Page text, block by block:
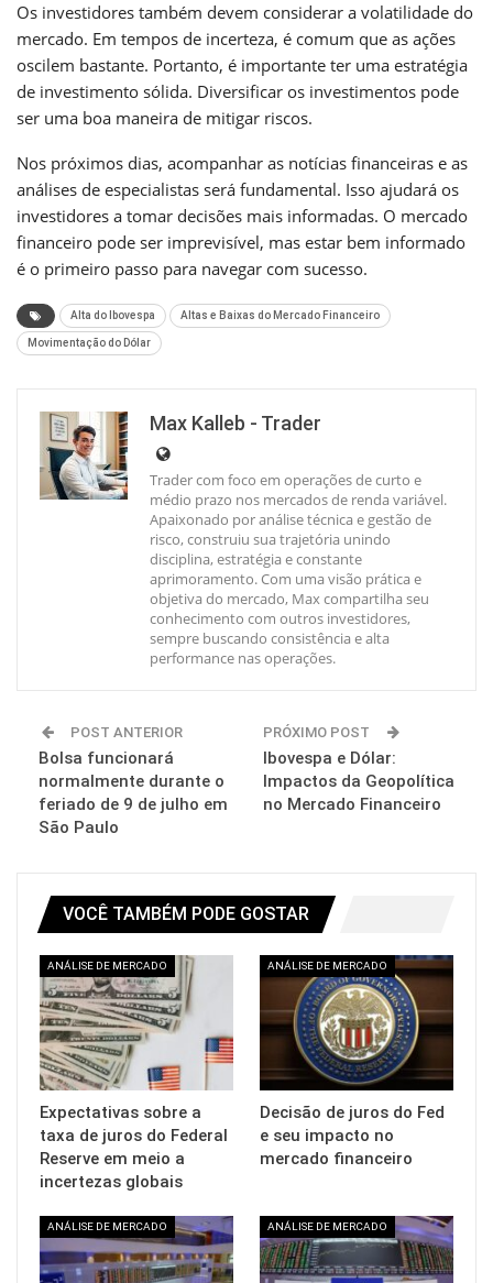
Os investidores também devem considerar a volatilidade do
mercado. Em tempos de incerteza, é comum que as ações
oscilem bastante. Portanto, é importante ter uma estratégia
de investimento sólida. Diversificar os investimentos pode
ser uma boa maneira de mitigar riscos.
Nos próximos dias, acompanhar as notícias financeiras e as
análises de especialistas será fundamental. Isso ajudará os
investidores a tomar decisões mais informadas. O mercado
financeiro pode ser imprevisível, mas estar bem informado
é o primeiro passo para navegar com sucesso.
Alta do Ibovespa Altas e Baixas do Mercado Financeiro
Movimentação do Dólar
Max Kalleb - Trader
Trader com foco em operações de curto e
médio prazo nos mercados de renda variável.
Apaixonado por análise técnica e gestão de
risco, construiu sua trajetória unindo
disciplina, estratégia e constante
aprimoramento. Com uma visão prática e
objetiva do mercado, Max compartilha seu
conhecimento com outros investidores,
sempre buscando consistência e alta
performance nas operações.
POST ANTERIOR
Bolsa funcionará
normalmente durante o
feriado de 9 de julho em
São Paulo
PRÓXIMO POST
Ibovespa e Dólar:
Impactos da Geopolítica
no Mercado Financeiro
VOCÊ TAMBÉM PODE GOSTAR
ANÁLISE DE MERCADO
Expectativas sobre a
taxa de juros do Federal
Reserve em meio a
incertezas globais
ANÁLISE DE MERCADO
Decisão de juros do Fed
e seu impacto no
mercado financeiro
ANÁLISE DE MERCADO ANÁLISE DE MERCADO